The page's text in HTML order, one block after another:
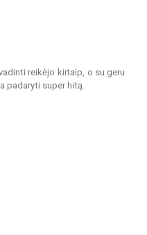
reikėjo kirtaip, o su geru
padaryti super hitą.